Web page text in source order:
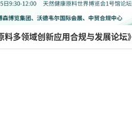
料多领域创新应用合规与发展论坛》